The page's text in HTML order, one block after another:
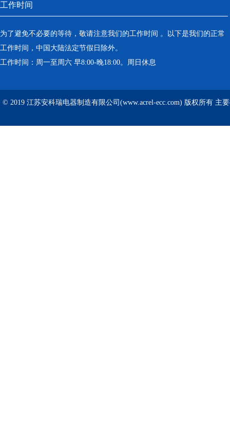
工作时间
为了避免不必要的等待，敬请注意我们的工作时间 。以下是我们的正常
工作时间，中国大陆法定节假日除外。
工作时间：周一至周六 早8:00-晚18:00。周日休息
© 2019 江苏安科瑞电器制造有限公司(www.acrel-ecc.com) 版权所有 主